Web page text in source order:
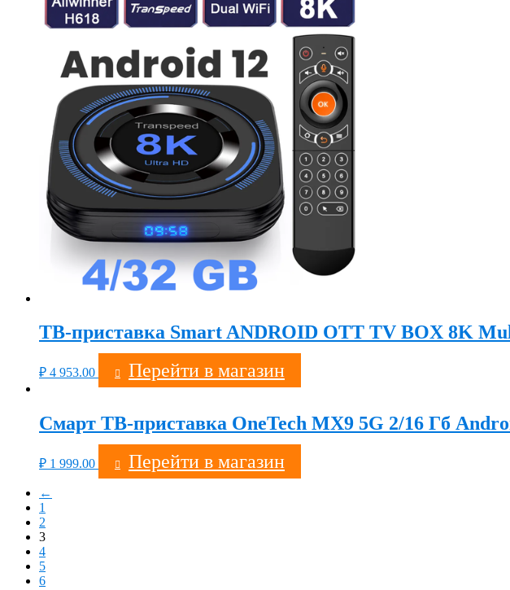
ТВ-приставка Smart ANDROID OTT TV BOX 8K
₽ 4 953.00 Перейти в магазин
Смарт ТВ-приставка OneTech MX9 5G 2/16 Гб
₽ 1 999.00 Перейти в магазин
←
1
2
3
4
5
6